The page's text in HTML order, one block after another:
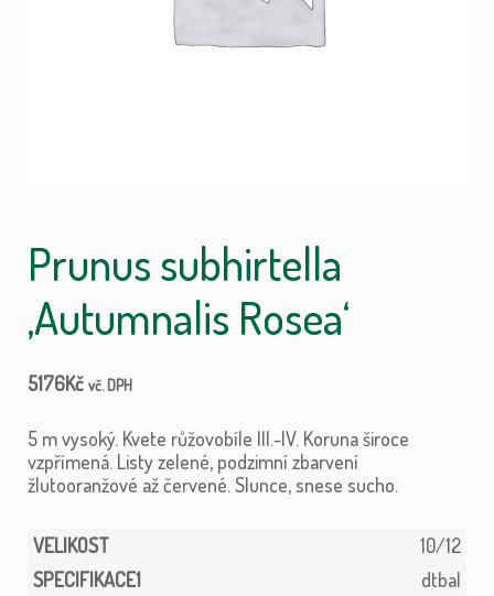
Prunus subhirtella
‚Autumnalis Rosea‘
5176Kč vč. DPH
5 m vysoký. Kvete růžovobíle III.-IV. Koruna široce
vzpřímená. Listy zelené, podzimní zbarvení
žlutooranžové až červené. Slunce, snese sucho.
10/12
dtbal